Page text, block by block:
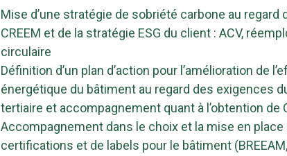
Mise d’une stratégie de sobriété carbone au regard
CREEM et de la stratégie ESG du client : ACV,
circulaire
Définition d’un plan d’action pour l’amélioration de
énergétique du bâtiment au regard des exigences
tertiaire et accompagnement quant à l’obtention de
Accompagnement dans le choix et la mise en place
certifications et de labels pour le bâtiment (BREEAM,